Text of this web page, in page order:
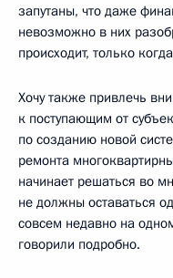
запутаны, что даже
невозможно в них
происходит, только
Хочу также привлечь
к поступающим от
по созданию новой
ремонта
начинает решаться во
не должны оставаться
совсем недавно на
говорили подробно.